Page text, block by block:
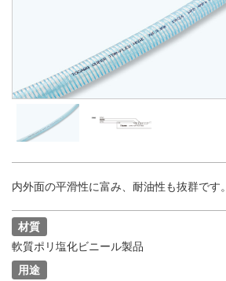
内外面の平滑性に富み、耐油性も抜群です。
材質
軟質ポリ塩化ビニール製品
用途